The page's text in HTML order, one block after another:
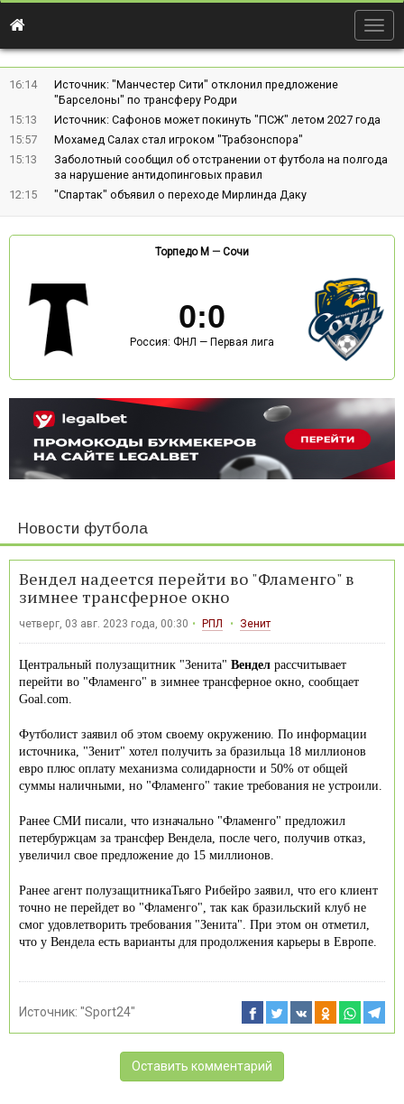
16:14
Источник: "Манчестер Сити" отклонил предложение
"Барселоны" по трансферу Родри
15:13
Источник: Сафонов может покинуть "ПСЖ" летом 2027 года
15:57
Мохамед Салах стал игроком "Трабзонспора"
15:13
Заболотный сообщил об отстранении от футбола на полгода
за нарушение антидопинговых правил
12:15
"Спартак" объявил о переходе Мирлинда Даку
Торпедо М — Сочи
0:0
Россия: ФНЛ — Первая лига
Новости футбола
Вендел надеется перейти во "Фламенго" в
зимнее трансферное окно
четверг, 03 авг. 2023 года, 00:30 РПЛ Зенит
Центральный полузащитник "Зенита" Вендел рассчитывает
перейти во "Фламенго" в зимнее трансферное окно, сообщает
Goal.com.
Футболист заявил об этом своему окружению. По информации
источника, "Зенит" хотел получить за бразильца 18 миллионов
евро плюс оплату механизма солидарности и 50% от общей
суммы наличными, но "Фламенго" такие требования не устроили.
Ранее СМИ писали, что изначально "Фламенго" предложил
петербуржцам за трансфер Вендела, после чего, получив отказ,
увеличил свое предложение до 15 миллионов.
Ранее агент полузащитникаТьяго Рибейро заявил, что его клиент
точно не перейдет во "Фламенго", так как бразильский клуб не
смог удовлетворить требования "Зенита". При этом он отметил,
что у Вендела есть варианты для продолжения карьеры в Европе.
Источник: "Sport24"
Оставить комментарий